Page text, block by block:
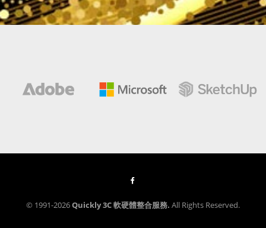
© 1991-2026Quickly 3C 軟硬體整合服務. All Rights Reserved.